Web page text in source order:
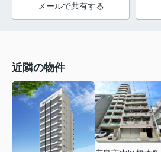
メールで共有する
近隣の物件